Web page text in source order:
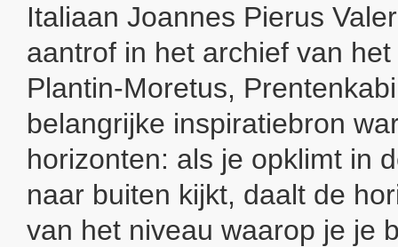
Italiaan Joannes Pierus
aantrof in het archief van
Plantin-Moretus,
belangrijke inspiratiebron
horizonten: als je opklimt in
naar buiten kijkt, daalt de
van het niveau waarop je je